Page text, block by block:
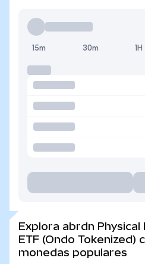
15m 30m 1H
Explora abrdn Physical
ETF (Ondo Tokenized)
monedas populares